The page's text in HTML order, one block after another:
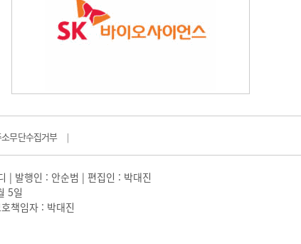
무단수집거부 |
| 발행인 : 안순범 | 편집인 : 박대진
5일
책임자 : 박대진